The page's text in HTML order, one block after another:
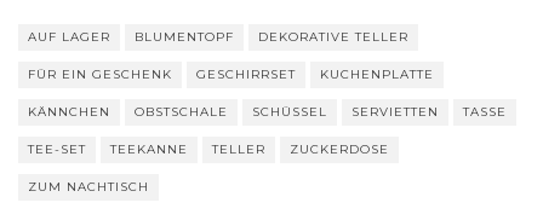
AUF LAGER BLUMENTOPF DEKORATIVE TELLER
FÜR EIN GESCHENK GESCHIRRSET KUCHENPLATTE
KÄNNCHEN OBSTSCHALE SCHÜSSEL SERVIETTEN TASSE
TEE-SET TEEKANNE TELLER ZUCKERDOSE
ZUM NACHTISCH